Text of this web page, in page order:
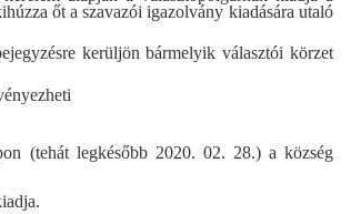
őt a szavazói igazolvány kiadására utaló
kerüljön bármelyik választói körzet
(tehát legkésőbb 2020. 02. 28.) a község